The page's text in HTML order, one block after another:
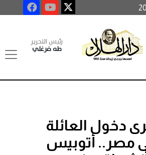
رئيس التحرير
طه فرغلي
دخول العائلة
مصر.. أتوبيس